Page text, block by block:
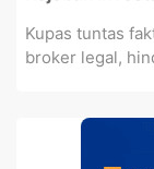
Kupas tuntas
broker legal,